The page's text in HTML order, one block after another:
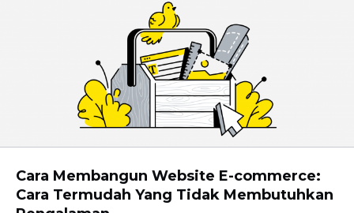
Cara Membangun Website E-commerce:
Cara Termudah Yang Tidak Membutuhkan